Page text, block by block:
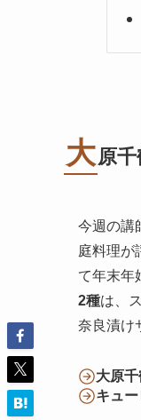
大原千
今週の講
庭料理が
て年末年
2種は、
奈良漬け
大原
キュ